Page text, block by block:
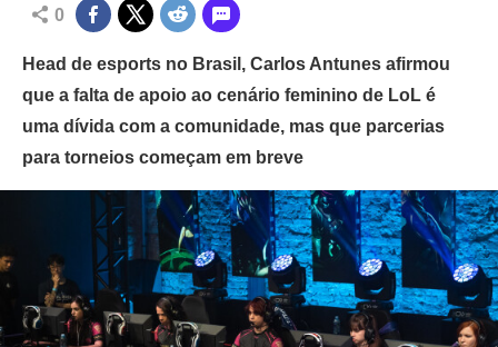
0
Head de esports no Brasil, Carlos Antunes afirmou
que a falta de apoio ao cenário feminino de LoL é
uma dívida com a comunidade, mas que parcerias
para torneios começam em breve